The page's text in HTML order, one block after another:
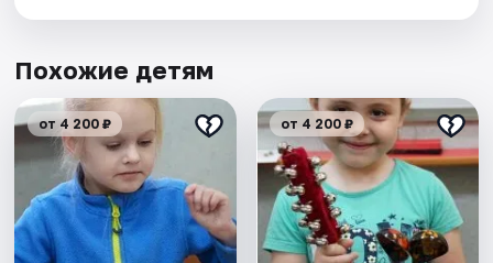
Похожие детям
от 4 200 ₽ от 4 200 ₽